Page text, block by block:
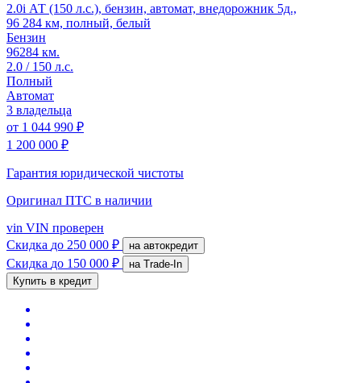
2.0i АТ (150 л.с.), бензин, автомат, внедорожник 5д.,
96 284 км, полный, белый
Бензин
96284 км.
2.0 / 150 л.с.
Полный
Автомат
3 владельца
от 1 044 990 ₽
1 200 000 ₽
Гарантия юридической чистоты
Оригинал ПТС в наличии
vin VIN проверен
Скидка до 250 000 ₽ на автокредит
Скидка до 150 000 ₽
на Trade-In
Купить в кредит